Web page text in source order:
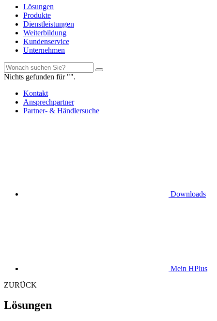
Lösungen
Produkte
Dienstleistungen
Weiterbildung
Kundenservice
Unternehmen
Nichts gefunden für "".
Kontakt
Ansprechpartner
Partner- & Händlersuche
Downloads
Mein HPlus
ZURÜCK
Lösungen